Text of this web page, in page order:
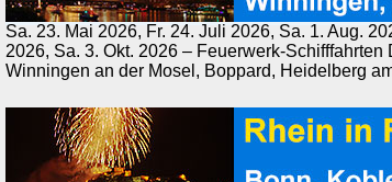
Sa. 23. Mai 2026, Fr. 24. Juli 2026, Sa. 1. Aug.
2026, Sa. 3. Okt. 2026 – Feuerwerk-
Winningen an der Mosel, Boppard, Heidelberg